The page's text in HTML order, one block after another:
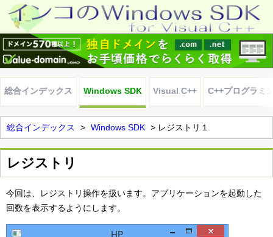
総合インデックス Windows SDK Visual C++ C++プログラミ
総合インデックス > Windows SDK > レジストリ１
レジストリ
今回は、レジストリ操作を扱います。アプリケーションを起動した
回数を表示するようにします。